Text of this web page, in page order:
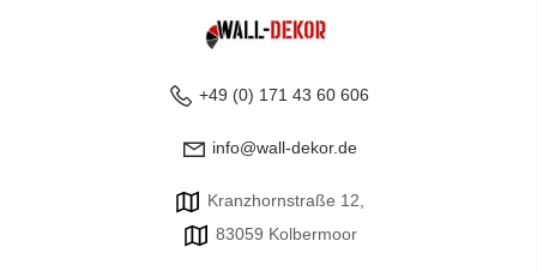
+49 (0) 171 43 60 606
info@wall-dekor.de
Kranzhornstraße 12,
83059 Kolbermoor